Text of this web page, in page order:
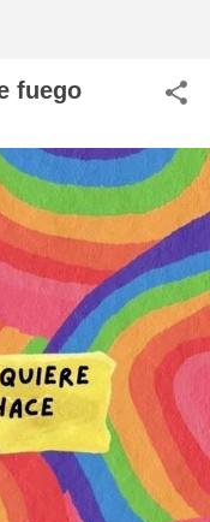
fuego